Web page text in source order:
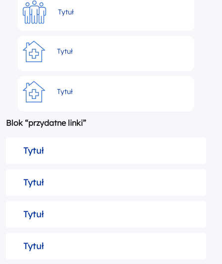
Tytuł
Tytuł
Tytuł
Blok “przydatne linki”
Tytuł
Tytuł
Tytuł
Tytuł